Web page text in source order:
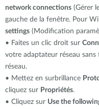
network connections (Gérer
gauche de la fenêtre. Pour
settings (Modification
• Faites un clic droit sur
votre adaptateur réseau
réseau.
• Mettez en surbrillance
cliquez sur Propriétés.
• Cliquez sur Use the